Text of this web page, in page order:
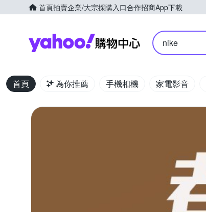
首頁拍賣企業/大宗採購入口合作招商App下載
Yahoo購物中心
nike
首頁 為你推薦 手機相機 家電影音